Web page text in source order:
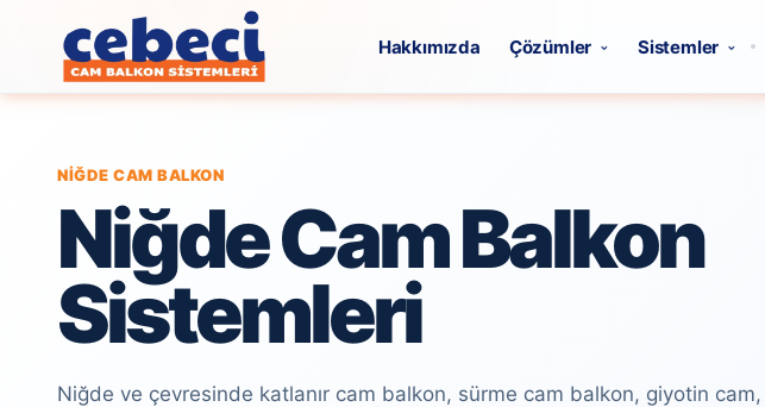
Hakkımızda Çözümler Sistemler
NIĞDE CAM BALKON
Niğde Cam Balkon
Sistemleri
Niğde ve çevresinde katlanır cam balkon, sürme cam balkon, giyotin cam,